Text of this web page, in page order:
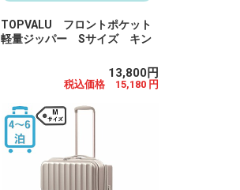
TOPVALU フロントポケット
軽量ジッパー Sサイズ キン
13,800円
税込価格 15,180 円